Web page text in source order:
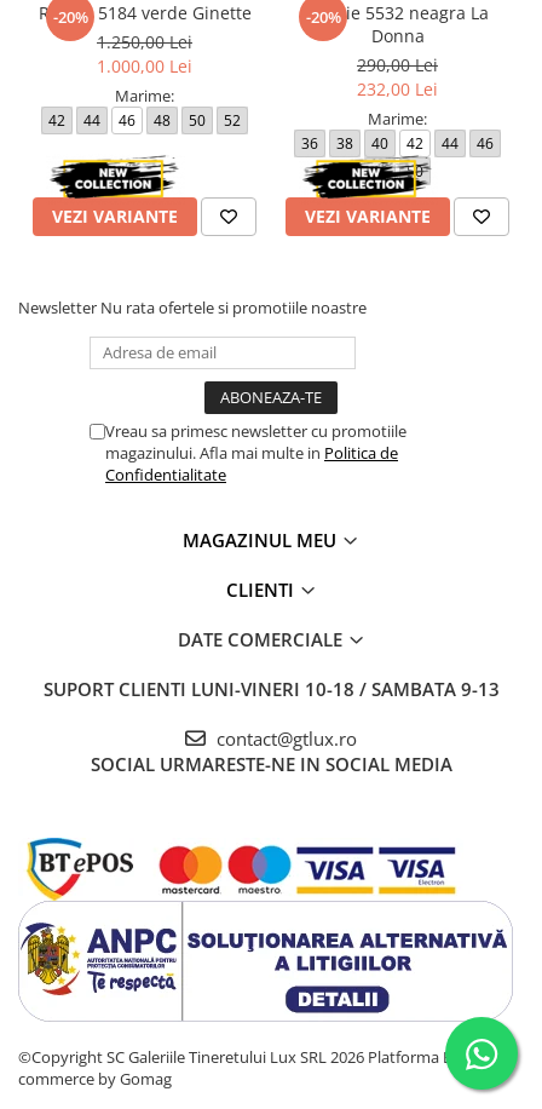
-20%
Rochie 5184 verde Ginette
1.250,00 Lei
1.000,00 Lei
Marime:
42 44 46 48 50 52
VEZI VARIANTE
-20%
Rochie 5532 neagra La
Donna
290,00 Lei
232,00 Lei
Marime:
36 38 40 42 44
46
48
50
VEZI VARIANTE
Newsletter Nu rata ofertele si promotiile noastre
Vreau sa primesc newsletter cu promotiile
magazinului. Afla mai multe in Politica de
Confidentialitate
MAGAZINUL MEU
CLIENTI
DATE COMERCIALE
SUPORT CLIENTI LUNI-VINERI 10-18 / SAMBATA 9-13
contact@gtlux.ro
SOCIAL URMARESTE-NE IN SOCIAL MEDIA
©Copyright SC Galeriile Tineretului Lux SRL 2026 Platforma E-
commerce by Gomag